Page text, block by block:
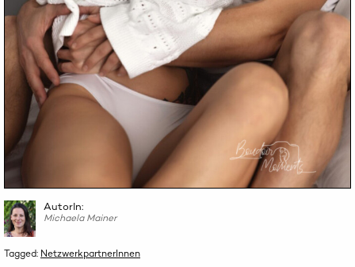
AutorIn:
Michaela Mainer
Tagged: NetzwerkpartnerInnen